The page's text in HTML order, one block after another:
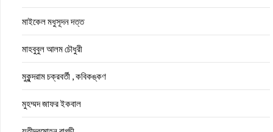
মাইকেল মধুসূদন দত্ত
মাহবুবুল আলম চৌধুরী
মুকুন্দরাম চক্রবর্তী , কবিকঙ্কণ
মুহম্মদ জাফর ইকবাল